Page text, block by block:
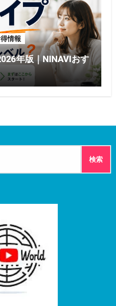
情報
年版｜NINAVIおす